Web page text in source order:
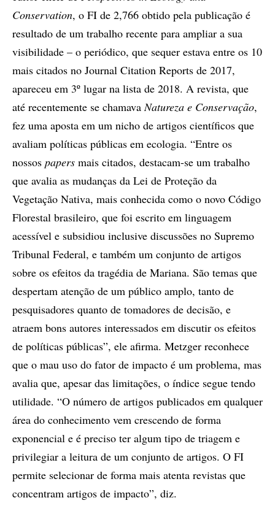
Conservation, o FI de 2,766 obtido pela publicação é
resultado de um trabalho recente para ampliar a sua
visibilidade – o periódico, que sequer estava entre os 10
mais citados no Journal Citation Reports de 2017,
apareceu em 3º lugar na lista de 2018. A revista, que
até recentemente se chamava Natureza e Conservação,
fez uma aposta em um nicho de artigos científicos que
avaliam políticas públicas em ecologia. “Entre os
nossos papers mais citados, destacam-se um trabalho
que avalia as mudanças da Lei de Proteção da
Vegetação Nativa, mais conhecida como o novo Código
Florestal brasileiro, que foi escrito em linguagem
acessível e subsidiou inclusive discussões no Supremo
Tribunal Federal, e também um conjunto de artigos
sobre os efeitos da tragédia de Mariana. São temas que
despertam atenção de um público amplo, tanto de
pesquisadores quanto de tomadores de decisão, e
atraem bons autores interessados em discutir os efeitos
de políticas públicas”, ele afirma. Metzger reconhece
que o mau uso do fator de impacto é um problema, mas
avalia que, apesar das limitações, o índice segue tendo
utilidade. “O número de artigos publicados em qualquer
área do conhecimento vem crescendo de forma
exponencial e é preciso ter algum tipo de triagem e
privilegiar a leitura de um conjunto de artigos. O FI
permite selecionar de forma mais atenta revistas que
concentram artigos de impacto”, diz.